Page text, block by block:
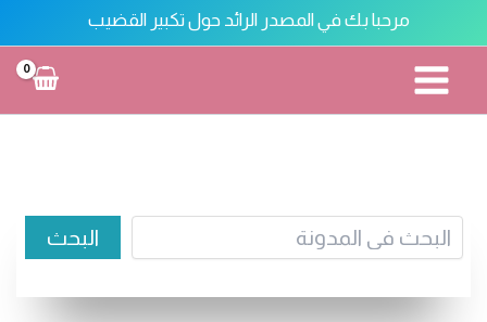
إلى
المحتوى
مرحبا بك في المصدر الرائد حول تكبير القضيب
البحث